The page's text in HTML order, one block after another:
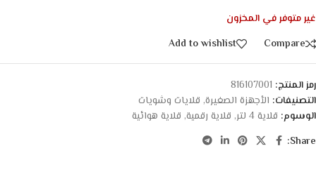
غير متوفر في المخزون
Compare
Add to wishlist
رمز المنتج: 816107001
التصنيفات: الأجهزة الصغيرة, قلايات وشويات
الوسوم: قلاية 4 لتر , قلاية رقمية, قلاية هوائية
Share: